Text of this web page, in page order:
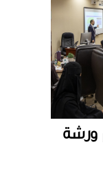
ورشة